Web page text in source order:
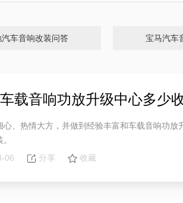
汽车音响改装问答 宝马汽车
载音响功放升级中心多少
心、热情大方，并做到经验丰富和车载音响功
06
分享 收藏